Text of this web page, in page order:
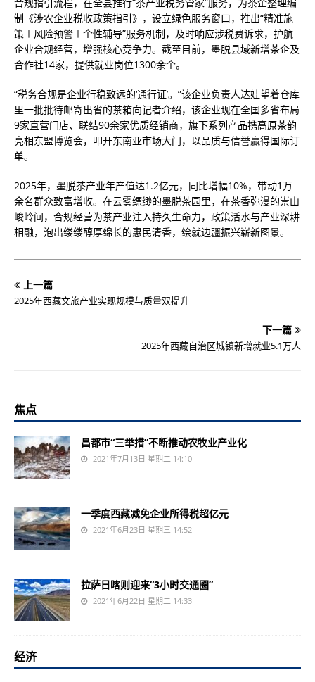
制《涉农企业税收政策指引》，设立绿色服务窗口，推出“精准施
策＋风险预警＋个性辅导”服务机制，及时响应涉税费诉求，护航
企业合规经营，增强核心竞争力。截至目前，墨脱县域新增茶企及
合作社14家，提供就业岗位1300余个。
“税务合规是企业行稳致远的‘通行证’。”该企业负责人达娃望着仓库
里一批批待邮寄出省的茶箱向记者介绍，该企业现在全国多省布局
9家直营门店、联结90余家优质经销商，旗下系列产品携高原茶韵
亮相东盟博览会，叩开东南亚市场大门，以品质与信誉赢得国际订
单。
2025年，墨脱茶产业年产值达1.2亿元，同比增幅10%，带动1万
余名群众致富增收。在云雾缥缈的墨脱茶园里，在茶香弥漫的崇山
峻岭间，合规经营为茶产业注入持久生命力，政策活水与产业深耕
相融，泡出缕缕醇厚绵长的惠民清香，绘就边疆振兴崭新图景。
上一篇
2025年西藏文旅产业实现规模与质量双提升
下一篇
2025年西藏自治区城镇新增就业5.1万人
焦点
昌都市“三举措”不断推动农牧业产业化
2021年7月13日 星期二 14:10
一季度西藏减免企业所得税超亿元
2021年6月23日 星期三 14:52
拉萨日喀则迎来“3小时交通圈”
2021年6月22日 星期二 14:33
经济